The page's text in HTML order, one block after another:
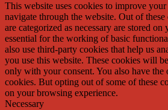
This website uses cookies to improve
navigate through the website. Out of
are categorized as necessary are stored
essential for the working of basic
also use third-party cookies that help us
you use this website. These cookies will
only with your consent. You also have the
cookies. But opting out of some of these
on your browsing experience.
Necessary